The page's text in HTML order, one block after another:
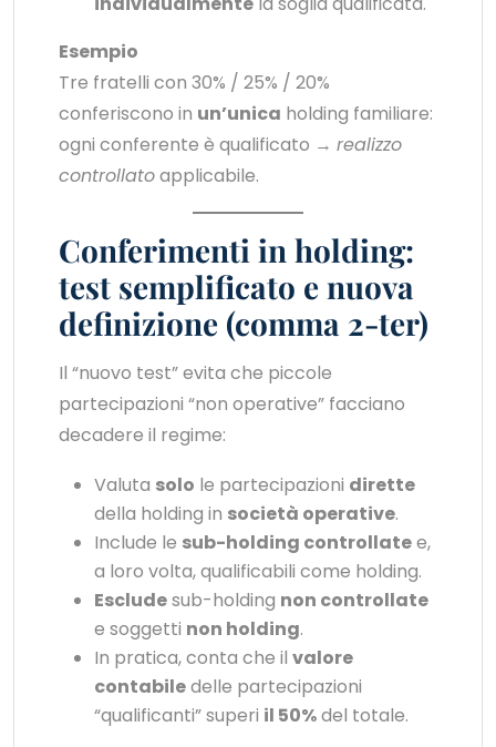
Esempio
Tre fratelli con 30% / 25% / 20%
conferiscono in un’unica holding familiare:
ogni conferente è qualificato → realizzo
controllatoapplicabile.
Conferimenti in holding:
test semplificato e nuova
definizione (comma 2-ter)
Il “nuovo test” evita che piccole
partecipazioni “non operative” facciano
decadere il regime:
Valuta solo le partecipazioni dirette
della holding in società operative.
Include le sub-holding controllatee,
a loro volta, qualificabili come holding.
Escludesub-holding non controllate
e soggetti non holding.
In pratica, conta che il valore
contabiledelle partecipazioni
“qualificanti” superi il 50%del totale.